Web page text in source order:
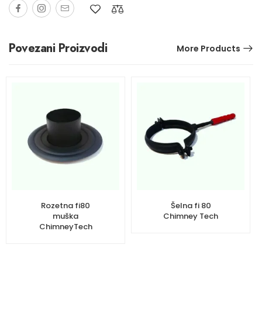
Povezani Proizvodi More Products
Rozetna fi80
muška
ChimneyTech
Šelna fi 80
Chimney Tech